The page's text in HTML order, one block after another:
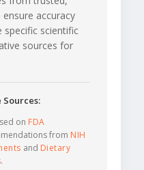
accuracy
specific scientific
sources for
on FDA
from NIH
and Dietary
.